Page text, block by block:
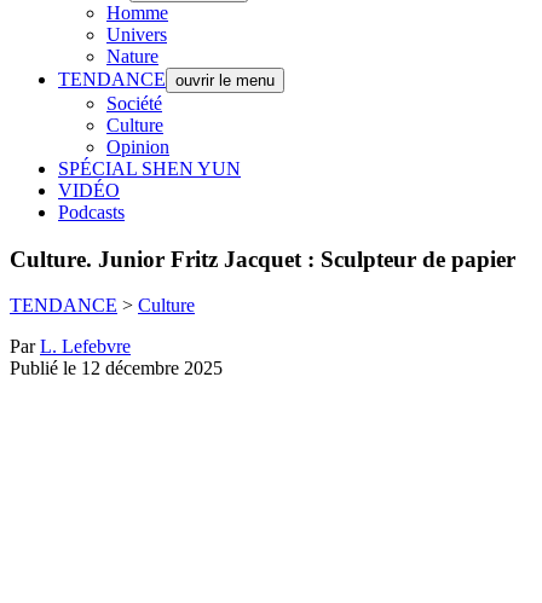
Homme
Univers
Nature
TENDANCE ouvrir le menu
Société
Culture
Opinion
SPÉCIAL SHEN YUN
VIDÉO
Podcasts
Culture. Junior Fritz Jacquet : Sculpteur de papier
TENDANCE > Culture
ParL. Lefebvre
Publié le 12 décembre 2025